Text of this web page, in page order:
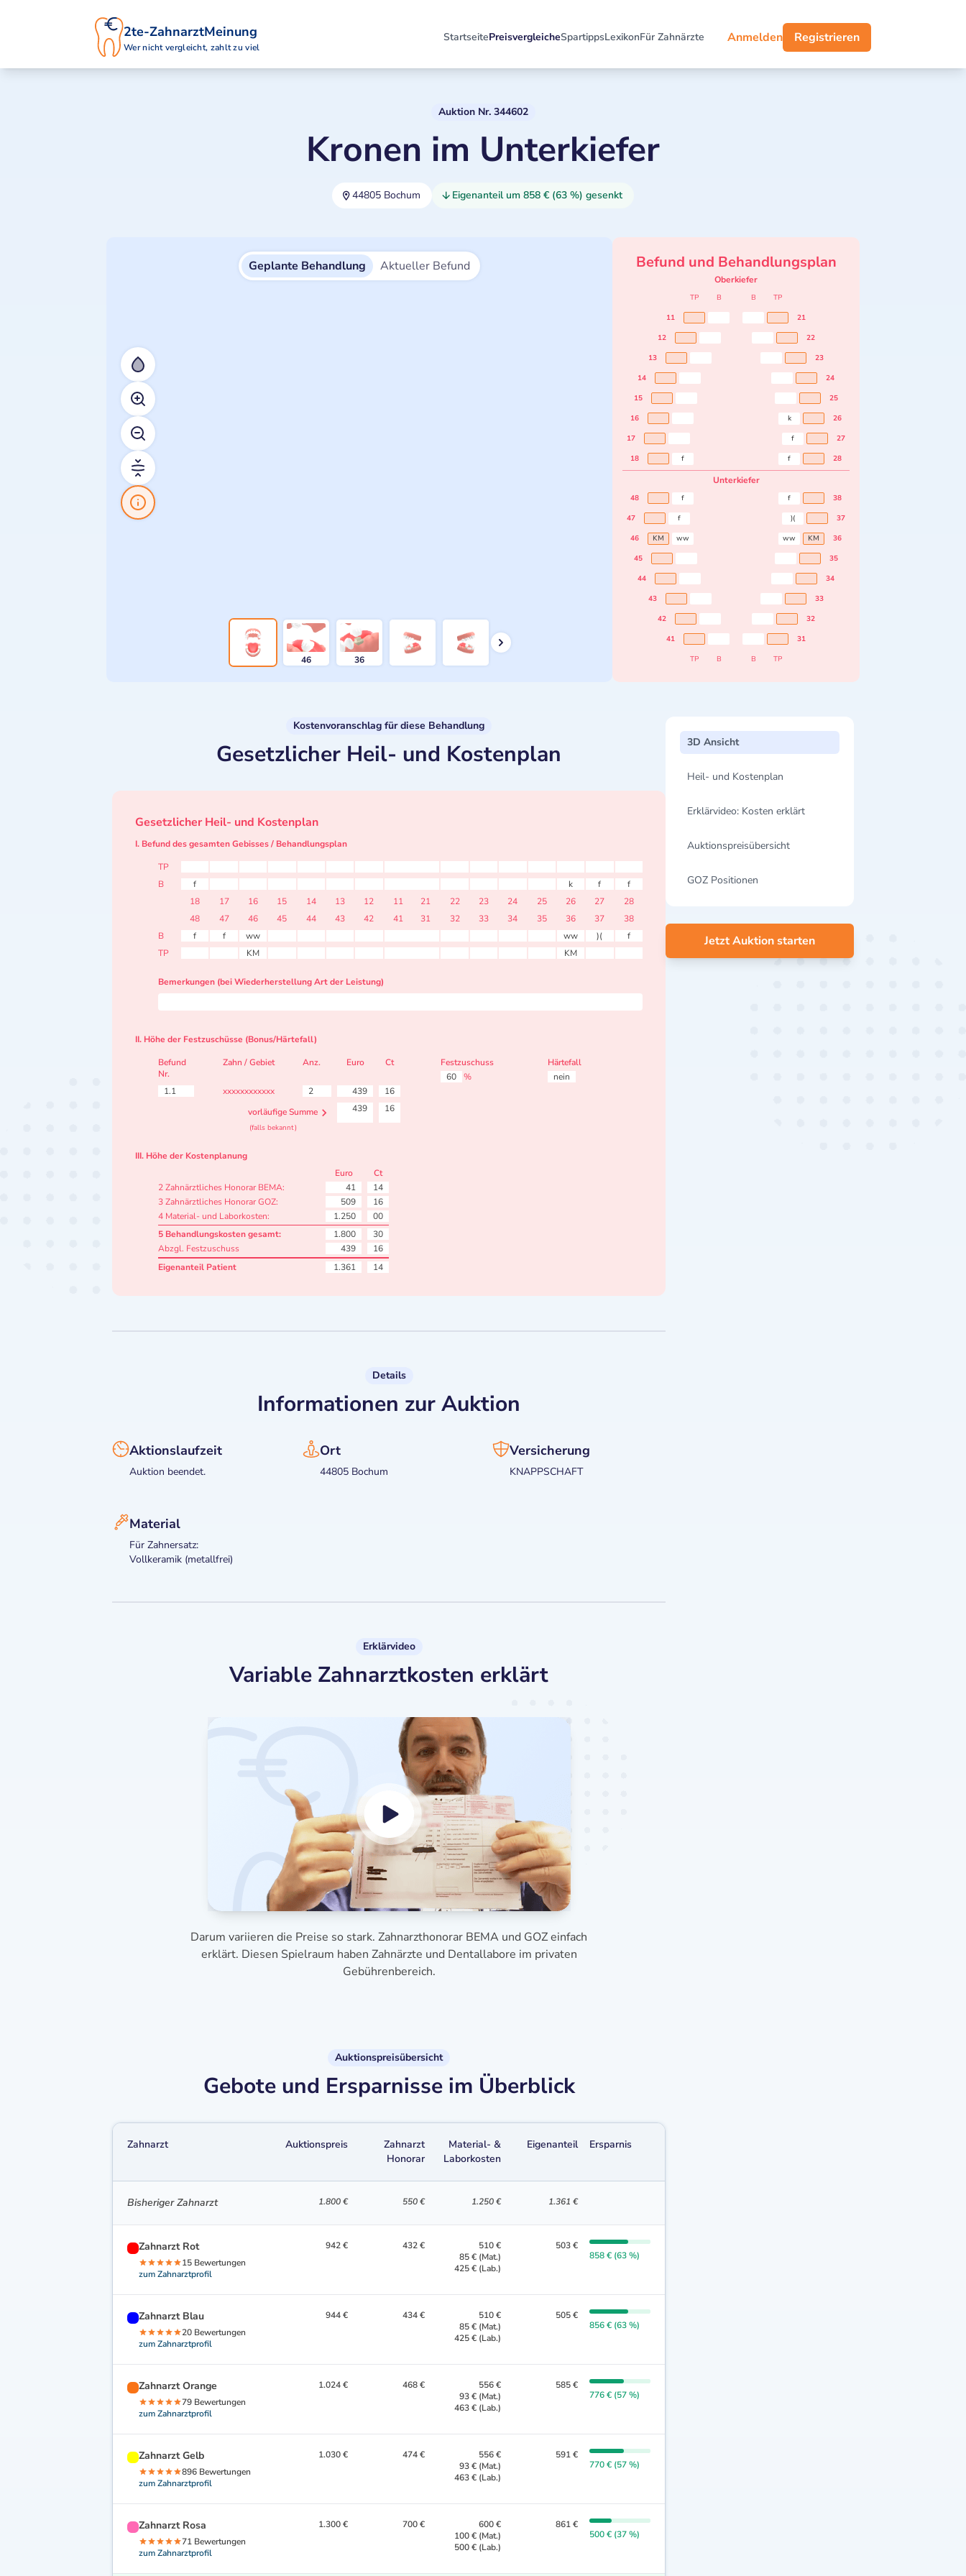
2te-ZahnarztMeinung
Wer nicht vergleicht, zahlt zu viel
StartseitePreisvergleicheSpartippsLexikonFür Zahnärzte Anmelden Registrieren
Auktion Nr. 344602
Kronen im Unterkiefer
44805 Bochum Eigenanteil um 858 € (63 %) gesenkt
Geplante Behandlung Aktueller Befund
46 36
Befund und Behandlungsplan
Oberkiefer
TP B B
TP
11
21
12
22
13
23
14
24
15
25
16
k
26
17
f
27
18
f f 28
Unterkiefer
48 f f
38
47
f )(
37
46
KM ww ww KM
36
45
35
44
34
43
33
42
32
41
31
TP
B B TP
Kostenvoranschlag für diese Behandlung
Gesetzlicher Heil- und Kostenplan
Gesetzlicher Heil- und Kostenplan
I. Befund des gesamten Gebisses / Behandlungsplan
TP
B
f k f
f
18
17 16 15 14 13 12 11 21 22 23 24 25 26 27
28
48
47 46 45 44 43 42 41 31 32 33 34 35 36 37
38
B
f f ww ww )(
f
TP
KM KM
Bemerkungen (bei Wiederherstellung Art der Leistung)
II. Höhe der Festzuschüsse (Bonus/Härtefall)
Befund
Nr.
Zahn / Gebiet Anz. Euro Ct
1.1 xxxxxxxxxxxx 2 439
16
vorläufige Summe
439 16
(falls bekannt)
Festzuschuss
60
%
Härtefall
nein
III. Höhe der Kostenplanung
Euro
Ct
2 Zahnärztliches Honorar BEMA:
41
14
3 Zahnärztliches Honorar GOZ:
509
16
4 Material- und Laborkosten:
1.250
00
5 Behandlungskosten gesamt:
1.800
30
Abzgl. Festzuschuss
439
16
Eigenanteil Patient
1.361 14
Details
Informationen zur Auktion
Aktionslaufzeit
Auktion beendet.
Ort
44805 Bochum
Versicherung
KNAPPSCHAFT
Material
Für Zahnersatz:
Vollkeramik (metallfrei)
Erklärvideo
Variable Zahnarztkosten erklärt
Darum variieren die Preise so stark. Zahnarzthonorar BEMA und GOZ einfach
erklärt. Diesen Spielraum haben Zahnärzte und Dentallabore im privaten
Gebührenbereich.
Auktionspreisübersicht
Gebote und Ersparnisse im Überblick
Zahnarzt Auktionspreis
Zahnarzt
Honorar
Material- &
Laborkosten
Eigenanteil Ersparnis
Bisheriger Zahnarzt 1.800 € 550 € 1.250 € 1.361 €
Zahnarzt Rot
15 Bewertungen
zum Zahnarztprofil
942 € 432 €
510 €
85 € (Mat.)
425 € (Lab.)
503 €
858 € (63 %)
Zahnarzt Blau
20 Bewertungen
zum Zahnarztprofil
944 € 434 €
510 €
85 € (Mat.)
425 € (Lab.)
505 €
856 € (63 %)
Zahnarzt Orange
79 Bewertungen
zum Zahnarztprofil
1.024 € 468 €
556 €
93 € (Mat.)
463 € (Lab.)
585 €
776 € (57 %)
Zahnarzt Gelb
896 Bewertungen
zum Zahnarztprofil
1.030 € 474 €
556 €
93 € (Mat.)
463 € (Lab.)
591 €
770 € (57 %)
Zahnarzt Rosa
71 Bewertungen
zum Zahnarztprofil
1.300 € 700 €
600 €
100 € (Mat.)
500 € (Lab.)
861 €
500 € (37 %)
3D Ansicht
Heil- und Kostenplan
Erklärvideo: Kosten erklärt
Auktionspreisübersicht
GOZ Positionen
Jetzt Auktion starten